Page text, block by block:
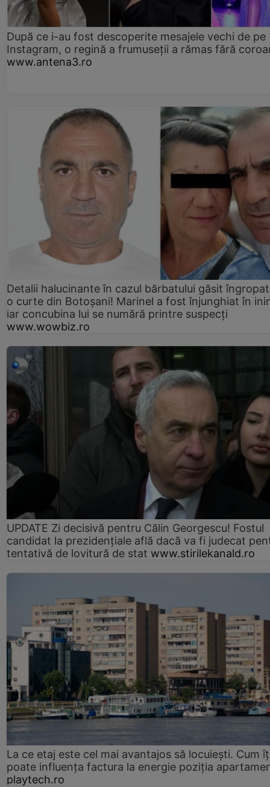
După ce i-au fost descoperite mesajele vechi de pe
Instagram, o regină a frumuseții a rămas fără
www.antena3.ro
Detalii halucinante în cazul bărbatului găsit
o curte din Botoșani! Marinel a fost înjunghiat în
iar concubina lui se numără printre suspecți
www.wowbiz.ro
UPDATE Zi decisivă pentru Călin Georgescu! Fostul
candidat la prezidențiale află dacă va fi judecat
tentativă de lovitură de stat www.stirilekanald.ro
La ce etaj este cel mai avantajos să locuiești. Cum
poate influența factura la energie poziția
playtech.ro